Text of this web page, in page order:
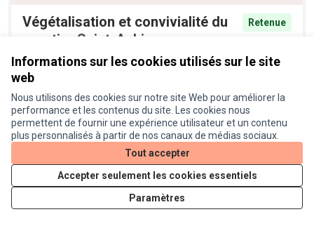
Informations sur les cookies utilisés sur le site
web
Nous utilisons des cookies sur notre site Web pour améliorer la
performance et les contenus du site. Les cookies nous
permettent de fournir une expérience utilisateur et un contenu
plus personnalisés à partir de nos canaux de médias sociaux.
Tout accepter
Accepter seulement les cookies essentiels
Paramètres
Végétalisation et convivialité du
quartier Saint-Aubin
Retenue
Anonyme 44
Pénaliser les motards bruyants
Retenue